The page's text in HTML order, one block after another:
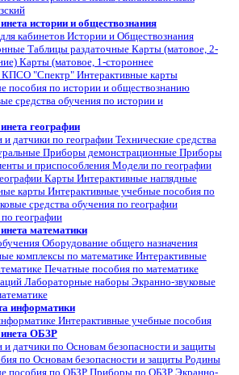
истории и обществознания
кабинетов Истории и Обществознания
Таблицы раздаточные Карты (матовое, 2-
Карты (матовое, 1-стороннее
КПСО "Спектр" Интерактивные карты
пособия по истории и обществознанию
средства обучения по истории и
географии
датчики по географии Технические средства
Приборы демонстрационные Приборы
и приспособления Модели по географии
Карты Интерактивные наглядные
карты Интерактивные учебные пособия по
средства обучения по географии
географии
математики
Оборудование общего назначения
комплексы по математике Интерактивные
Печатные пособия по математике
Лабораторные наборы Экранно-звуковые
информатики
Интерактивные учебные пособия
ОБЗР
датчики по Основам безопасности и защиты
по Основам безопасности и защиты Родины
пособия по ОБЗР Приборы по ОБЗР Экранно-